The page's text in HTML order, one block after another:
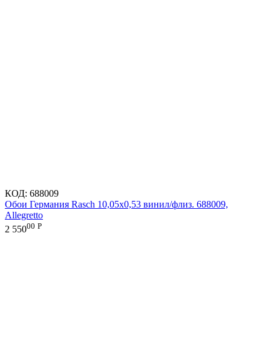
КОД: 688009
Обои Германия Rasch 10,05x0,53 винил/флиз. 688009,
Allegretto
2 55000 Р